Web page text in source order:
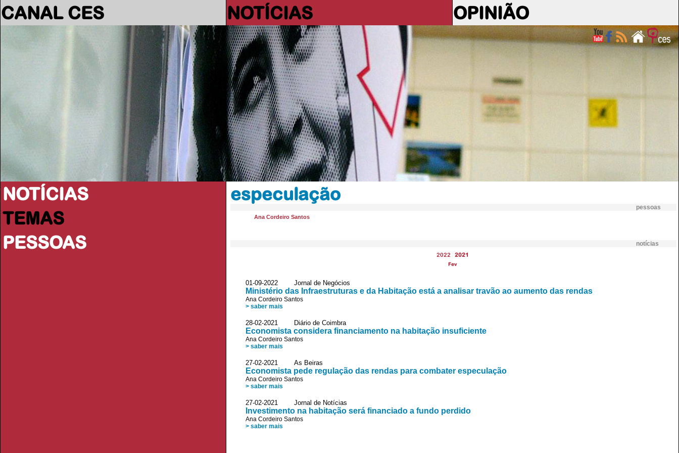
CANAL CES NOTÍCIAS OPINIÃO
NOTÍCIAS
TEMAS
PESSOAS
especulação
pessoas
Ana Cordeiro Santos
notícias
2022 2021
Fev
01-09-2022 Jornal de Negócios
Ministério das Infraestruturas e da Habitação está a analisar travão ao aumento das rendas
Ana Cordeiro Santos
> saber mais
28-02-2021 Diário de Coimbra
Economista considera financiamento na habitação insuficiente
Ana Cordeiro Santos
> saber mais
27-02-2021 As Beiras
Economista pede regulação das rendas para combater especulação
Ana Cordeiro Santos
> saber mais
27-02-2021 Jornal de Notícias
Investimento na habitação será financiado a fundo perdido
Ana Cordeiro Santos
> saber mais